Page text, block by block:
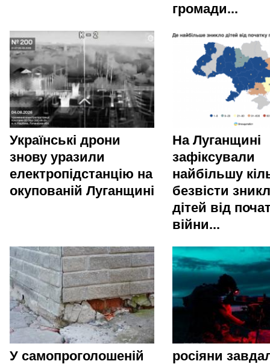
громади...
Українські дрони
знову уразили
електропідстанцію на
окупованій Луганщині
На Луганщині
зафіксували
найбільшу
безвісти
дітей від
війни...
У самопроголошеній
росіяни